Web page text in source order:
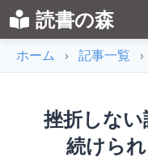
読書の森
ホーム › 記事一覧 ›
挫折しない
続けら